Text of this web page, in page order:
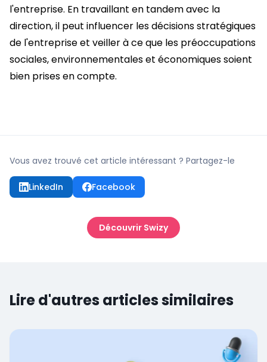
l'entreprise. En travaillant en tandem avec la
direction, il peut influencer les décisions stratégiques
de l'entreprise et veiller à ce que les préoccupations
sociales, environnementales et économiques soient
bien prises en compte.
Vous avez trouvé cet article intéressant ? Partagez-le
LinkedIn Facebook
Découvrir Swizy
Lire d'autres articles similaires